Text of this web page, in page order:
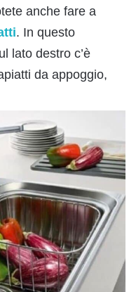
anche fare a
. In questo
lato destro c’è
da appoggio,